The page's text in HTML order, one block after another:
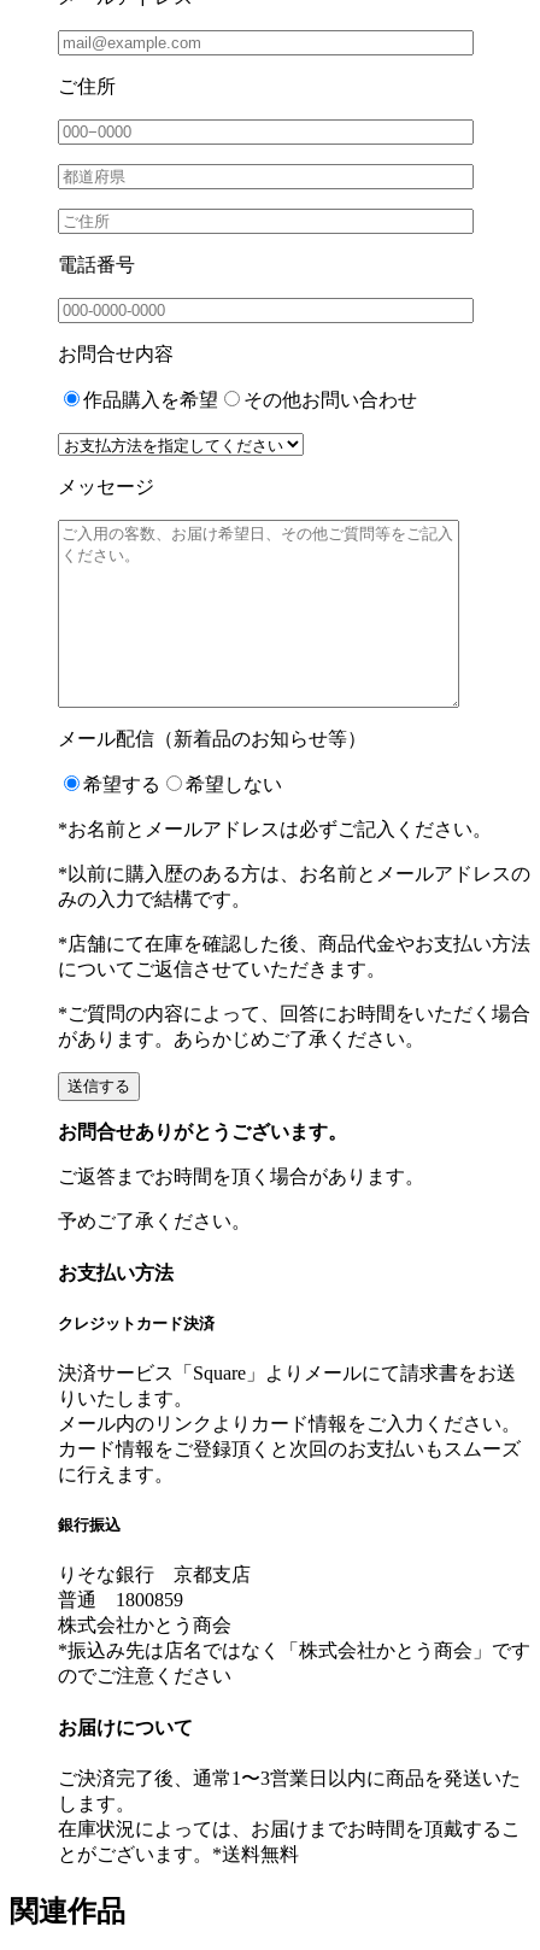
ご住所
電話番号
お問合せ内容
作品購入を希望 その他お問い合わせ
メッセージ
メール配信（新着品のお知らせ等）
希望する 希望しない
*お名前とメールアドレスは必ずご記入ください。
*以前に購入歴のある方は、お名前とメールアドレスの
みの入力で結構です。
*店舗にて在庫を確認した後、商品代金やお支払い方法
についてご返信させていただきます。
*ご質問の内容によって、回答にお時間をいただく場合
があります。あらかじめご了承ください。
お問合せありがとうございます。
ご返答までお時間を頂く場合があります。
予めご了承ください。
お支払い方法
クレジットカード決済
決済サービス「Square」よりメールにて請求書をお送
りいたします。
メール内のリンクよりカード情報をご入力ください。
カード情報をご登録頂くと次回のお支払いもスムーズ
に行えます。
銀行振込
りそな銀行 京都支店
普通 1800859
株式会社かとう商会
*振込み先は店名ではなく「株式会社かとう商会」です
のでご注意ください
お届けについて
ご決済完了後、通常1〜3営業日以内に商品を発送いた
します。
在庫状況によっては、お届けまでお時間を頂戴するこ
とがございます。*送料無料
関連作品